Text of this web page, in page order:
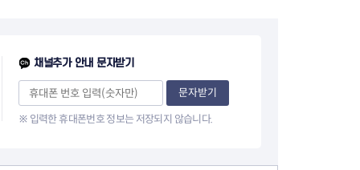
채널추가 안내 문자받기
문자받기
※ 입력한 휴대폰번호 정보는 저장되지 않습니다.